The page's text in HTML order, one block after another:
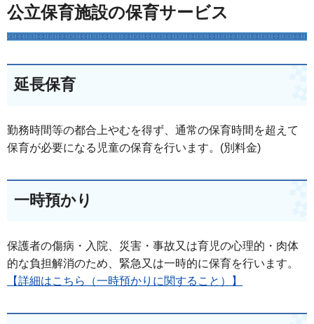
公立保育施設の保育サービス
延長保育
勤務時間等の都合上やむを得ず、通常の保育時間を超えて
保育が必要になる児童の保育を行います。(別料金)
一時預かり
保護者の傷病・入院、災害・事故又は育児の心理的・肉体
的な負担解消のため、緊急又は一時的に保育を行います。
【詳細はこちら（一時預かりに関すること）】